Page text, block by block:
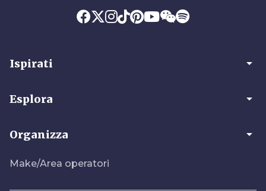
Ispirati arrow_drop_down
Esplora arrow_drop_down
Organizza arrow_drop_down
Make/Area operatori